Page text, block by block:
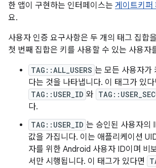
한 앱이 구현하는 인터페이스는 게이트키퍼
요.
사용자 인증 요구사항은 두 개의 태그 집합
첫 번째 집합은 키를 사용할 수 있는 사용자
TAG::ALL_USERS 는 모든 사용자가
다는 것을 나타냅니다. 이 태그가 있다
TAG::USER_ID 와
다.
TAG::USER_ID 는 승인된 사용자의
값을 가집니다. 이는 애플리케이션
자를 위한 Android 사용자 ID이며 비
서만 시행됩니다. 이 태그가 있다면